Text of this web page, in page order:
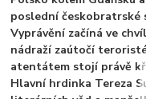
poslední českobratrské
Vyprávění začíná ve
nádraží zaútočí
atentátem stojí právě
Hlavní hrdinka Tereza